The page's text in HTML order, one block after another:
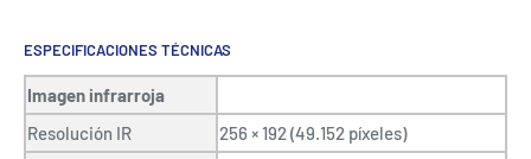
ESPECIFICACIONES TÉCNICAS
Imagen infrarroja
Resolución IR
256 × 192 (49.152 píxeles)